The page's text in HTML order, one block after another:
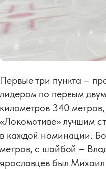
Первые три пункта –
лидером по первым
километров 340
«Локомотиве» лучшим
в каждой номинации.
метров, с шайбой –
ярославцев был Михаил